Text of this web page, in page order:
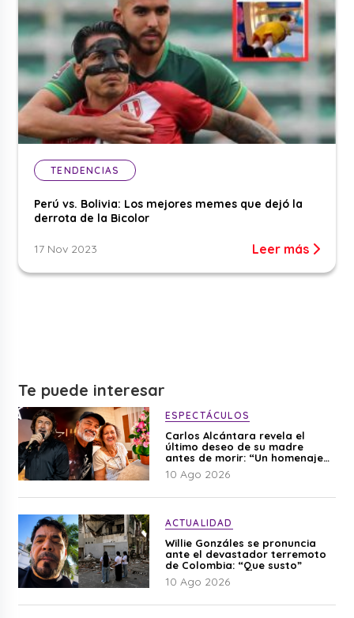
TENDENCIAS
Perú vs. Bolivia: Los mejores memes que dejó la
derrota de la Bicolor
17 Nov 2023 Leer más
Te puede interesar
ESPECTÁCULOS
Carlos Alcántara revela el
último deseo de su madre
antes de morir: “Un homenaje
para mi mamá”
10 Ago 2026
ACTUALIDAD
Willie Gonzáles se pronuncia
ante el devastador terremoto
de Colombia: “Que susto”
10 Ago 2026